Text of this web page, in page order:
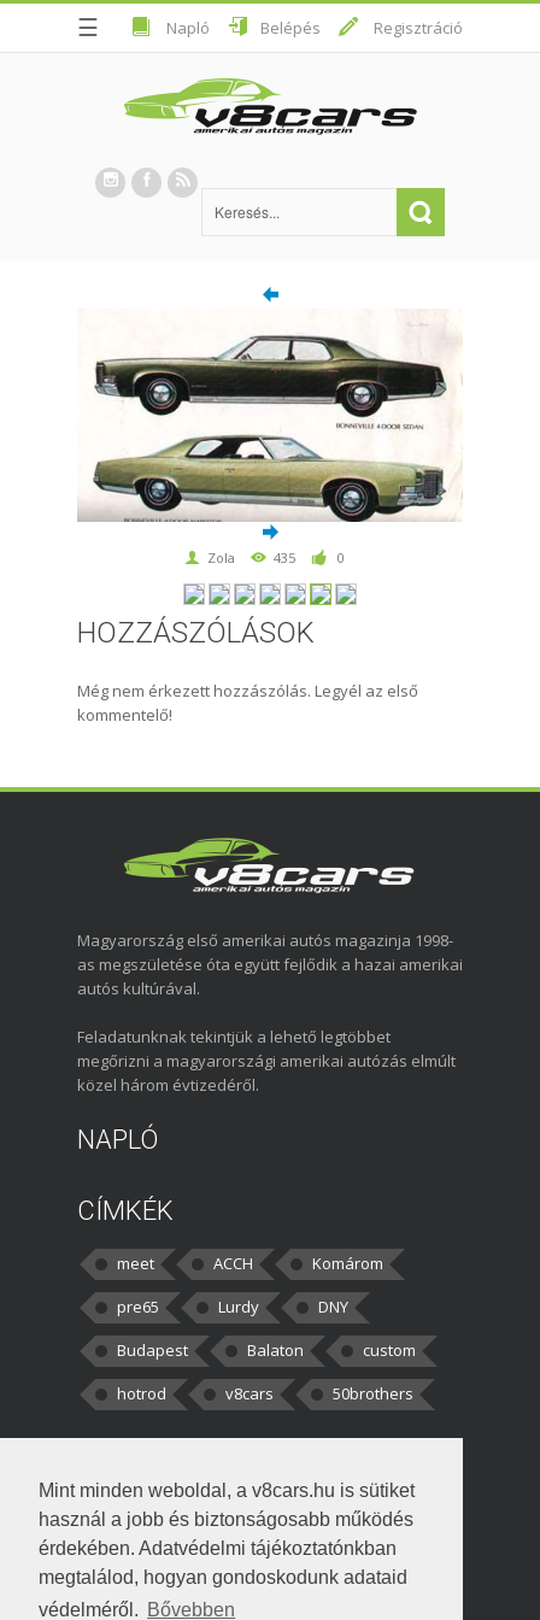
Mint minden weboldal, a v8cars.hu is sütiket
használ a jobb és biztonságosabb működés
érdekében. Adatvédelmi tájékoztatónkban
megtalálod, hogyan gondoskodunk adataid
védelméről. Bővebben
☰ Napló Belépés Regisztráció
Zola 435 0
HOZZÁSZÓLÁSOK
Még nem érkezett hozzászólás. Legyél az első
kommentelő!
Magyarország első amerikai autós magazinja 1998-
as megszületése óta együtt fejlődik a hazai amerikai
autós kultúrával.
Feladatunknak tekintjük a lehető legtöbbet
megőrizni a magyarországi amerikai autózás elmúlt
közel három évtizedéről.
NAPLÓ
CÍMKÉK
meet ACCH
Komárom
pre65
Lurdy
DNY
Budapest
Balaton
custom
hotrod
v8cars 50brothers
kortisz:Elszúrtam! Én csak két
darabbaal számoltam. Nem tudtam, hogy fél autót,
Béke: Tényleg nagyon jó kérdés volt